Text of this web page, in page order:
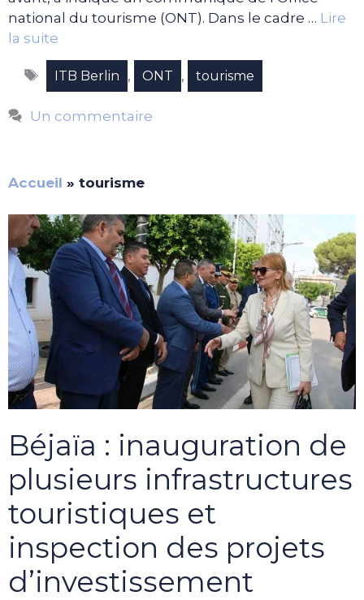
national du tourisme (ONT). Dans le cadre … Lire
la suite
Étiquettes
ITB Berlin , ONT , tourisme
Un commentaire
Accueil » tourisme
Béjaïa : inauguration de
plusieurs infrastructures
touristiques et
inspection des projets
d’investissement